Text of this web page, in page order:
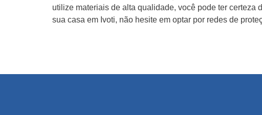
utilize materiais de alta qualidade, você pode ter certeza
sua casa em Ivoti, não hesite em optar por redes de